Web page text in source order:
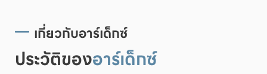
เกี่ยวกับอาร์เด็กซ์
ประวัติของอาร์เด็กซ์